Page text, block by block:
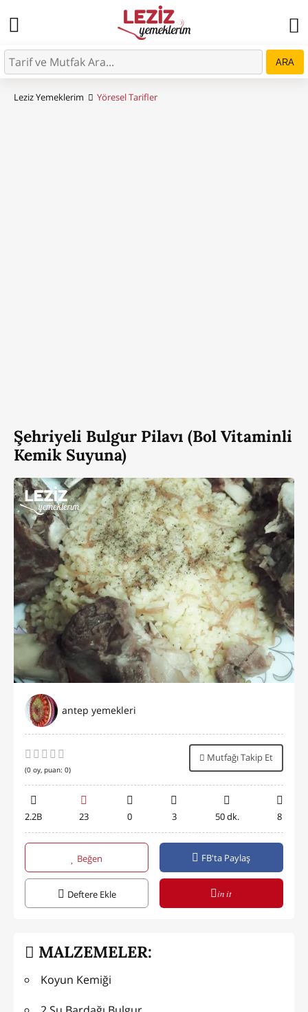
ARA
Leziz Yemeklerim Yöresel Tarifler
Şehriyeli Bulgur Pilavı (Bol Vitaminli
Kemik Suyuna)
antep yemekleri
(0 oy, puan: 0)
Mutfağı Takip Et
2.2B 23 0 3 50 dk. 8
Beğen FB'ta Paylaş
Deftere Ekle in it
MALZEMELER:
Koyun Kemiği